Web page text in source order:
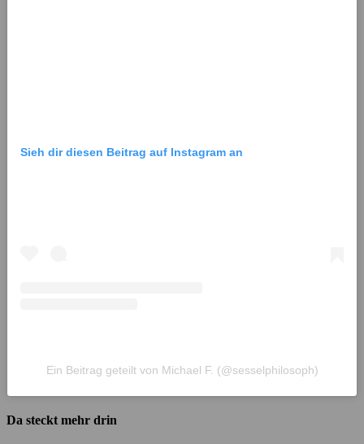
Sieh dir diesen Beitrag auf Instagram an
Ein Beitrag geteilt von Michael F. (@sesselphilosoph)
Da steckt mehr drin